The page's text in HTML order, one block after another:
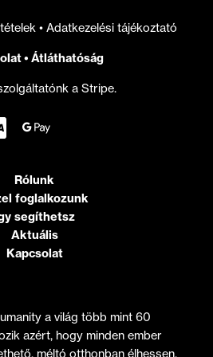
• Adatkezelési tájékoztató
• Átláthatóság
a Stripe.
Rólunk
foglalkozunk
segíthetsz
Aktuális
Kapcsolat
a világ több mint 60
azért, hogy minden ember
méltó otthonban élhessen.